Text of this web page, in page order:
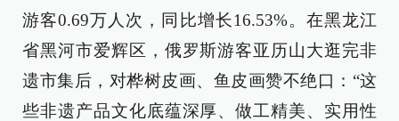
游客0.69万人次，同比增长16.53%。在黑龙江
省黑河市爱辉区，俄罗斯游客亚历山大逛完非
遗市集后，对桦树皮画、鱼皮画赞不绝口：“这
些非遗产品文化底蕴深厚、做工精美、实用性